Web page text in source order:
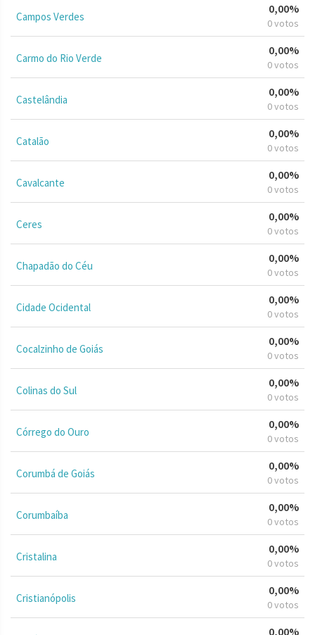
Campos Verdes
0,00%
0 votos
Carmo do Rio Verde
0,00%
0 votos
Castelândia
0,00%
0 votos
Catalão
0,00%
0 votos
Cavalcante
0,00%
0 votos
Ceres
0,00%
0 votos
Chapadão do Céu
0,00%
0 votos
Cidade Ocidental
0,00%
0 votos
Cocalzinho de Goiás
0,00%
0 votos
Colinas do Sul
0,00%
0 votos
Córrego do Ouro
0,00%
0 votos
Corumbá de Goiás
0,00%
0 votos
Corumbaíba
0,00%
0 votos
Cristalina
0,00%
0 votos
Cristianópolis
0,00%
0 votos
0,00%